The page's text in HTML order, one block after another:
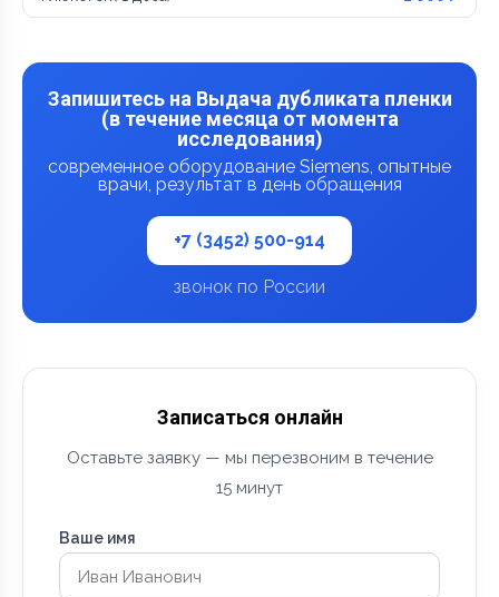
Запишитесь на Выдача дубликата пленки
(в течение месяца от момента
исследования)
современное оборудование Siemens, опытные
врачи, результат в день обращения
+7 (3452) 500-914
звонок по России
Записаться онлайн
Оставьте заявку — мы перезвоним в течение
15 минут
Ваше имя